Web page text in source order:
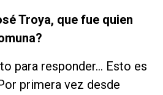
Troya, que fue quien
para responder… Esto es
primera vez desde